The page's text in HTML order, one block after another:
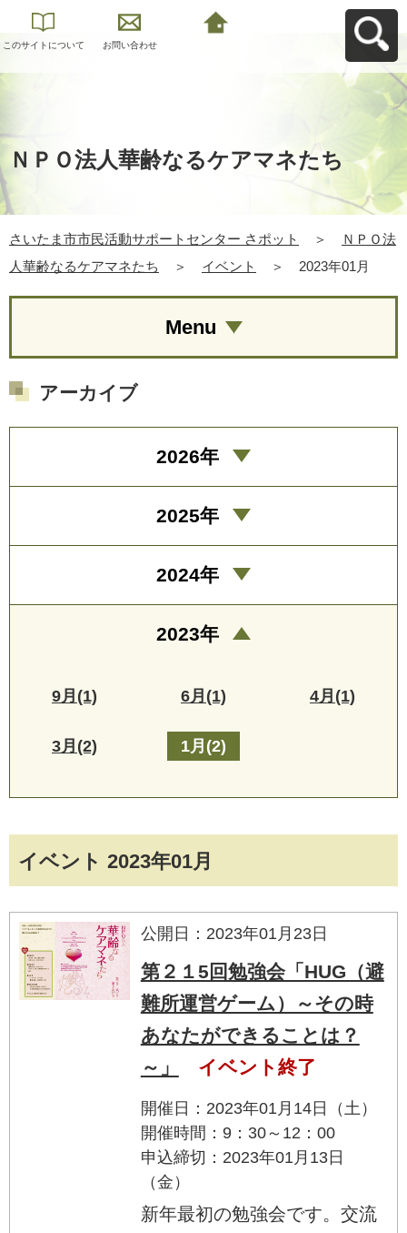
このサイトについて お問い合わせ
ＮＰＯ法人華齢なるケアマネたち
さいたま市市民活動サポートセンター さポット ＞
ＮＰＯ法
人華齢なるケアマネたち
＞ イベント ＞ 2023年01月
イベント 2023年01月
公開日：2023年01月23日
第２１5回勉強会「HUG（避
難所運営ゲーム）～その時
あなたができることは？
～」
イベント終了
開催日：2023年01月14日（土）
開催時間：9：30～12：00
申込締切：2023年01月13日
（金）
新年最初の勉強会です。交流
Menu
アーカイブ
2026年
2025年
2024年
2023年
9月(1) 6月(1) 4月(1)
3月(2) 1月(2)